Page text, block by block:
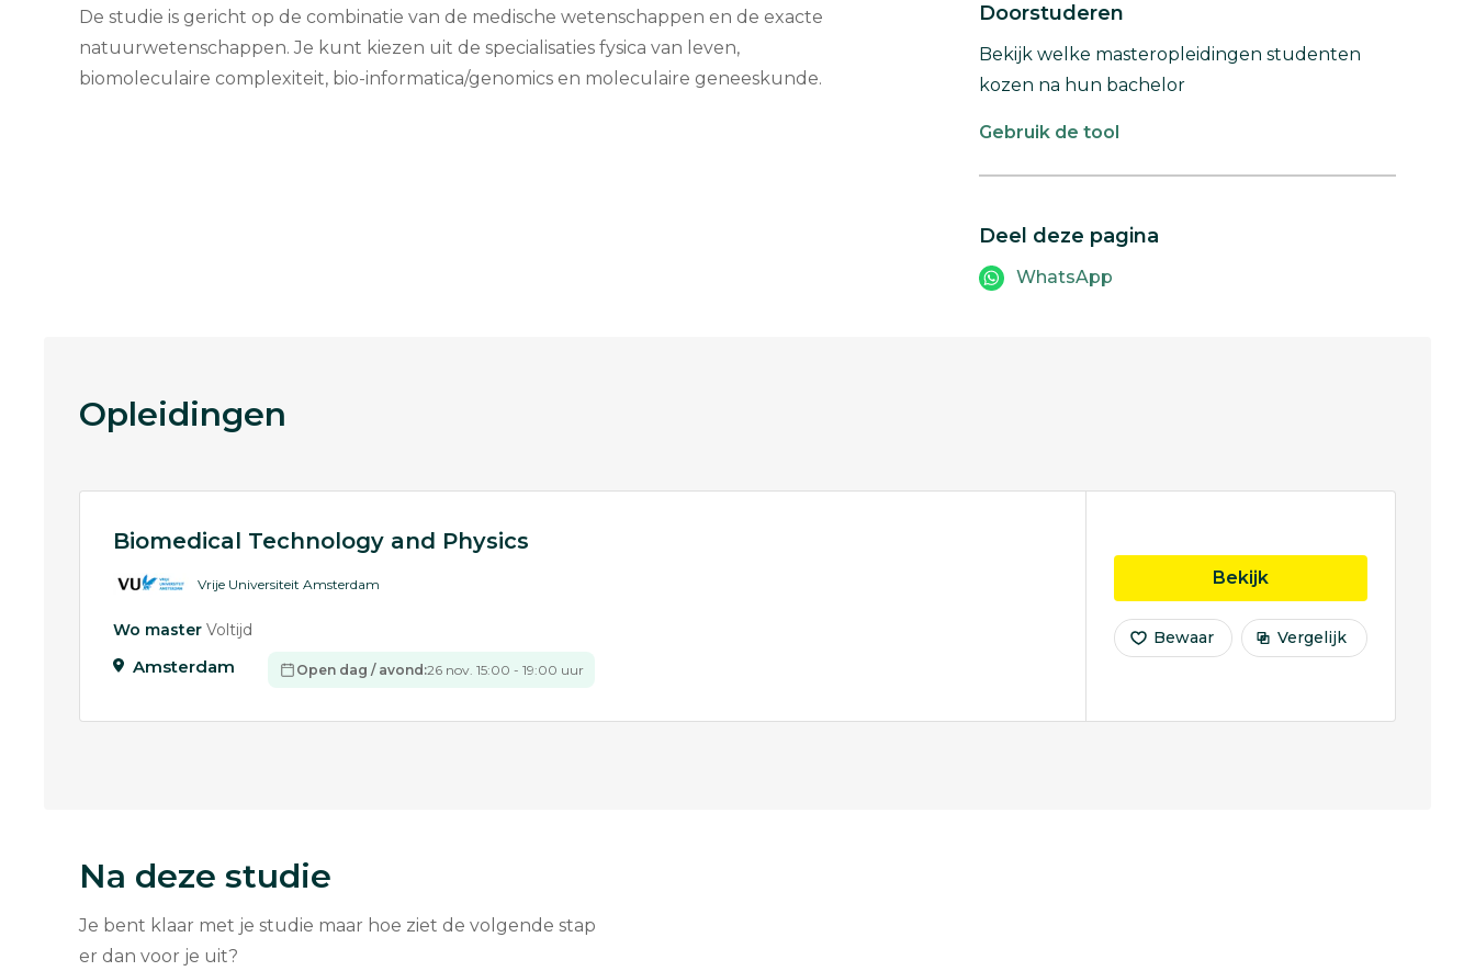
De studie is gericht op de combinatie van de medische wetenschappen en de exacte
natuurwetenschappen. Je kunt kiezen uit de specialisaties fysica van leven,
biomoleculaire complexiteit, bio-informatica/genomics en moleculaire geneeskunde.
Doorstuderen
Bekijk welke masteropleidingen studenten
kozen na hun bachelor
Gebruik de tool
Deel deze pagina
WhatsApp
Opleidingen
Biomedical Technology and Physics
Vrije Universiteit Amsterdam
Wo master Voltijd
Amsterdam Open dag / avond:26 nov. 15:00 - 19:00 uur
Bekijkopleiding Biomedical
Bewaar Vergelijk
Na deze studie
Je bent klaar met je studie maar hoe ziet de volgende stap
er dan voor je uit?